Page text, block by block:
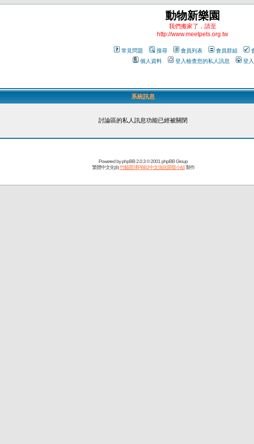
動物新樂園
我們搬家了，請至
http://www.meetpets.org.tw
常見問題 搜尋 會員列表 會員群組
個人資料
登入檢查您的私人訊息 登入
系統訊息
討論區的私人訊息功能已經被關閉
Powered byphpBB2.0.3 © 2001 phpBB Group
繁體中文化由竹貓星球PBB2中文強化開發小組製作